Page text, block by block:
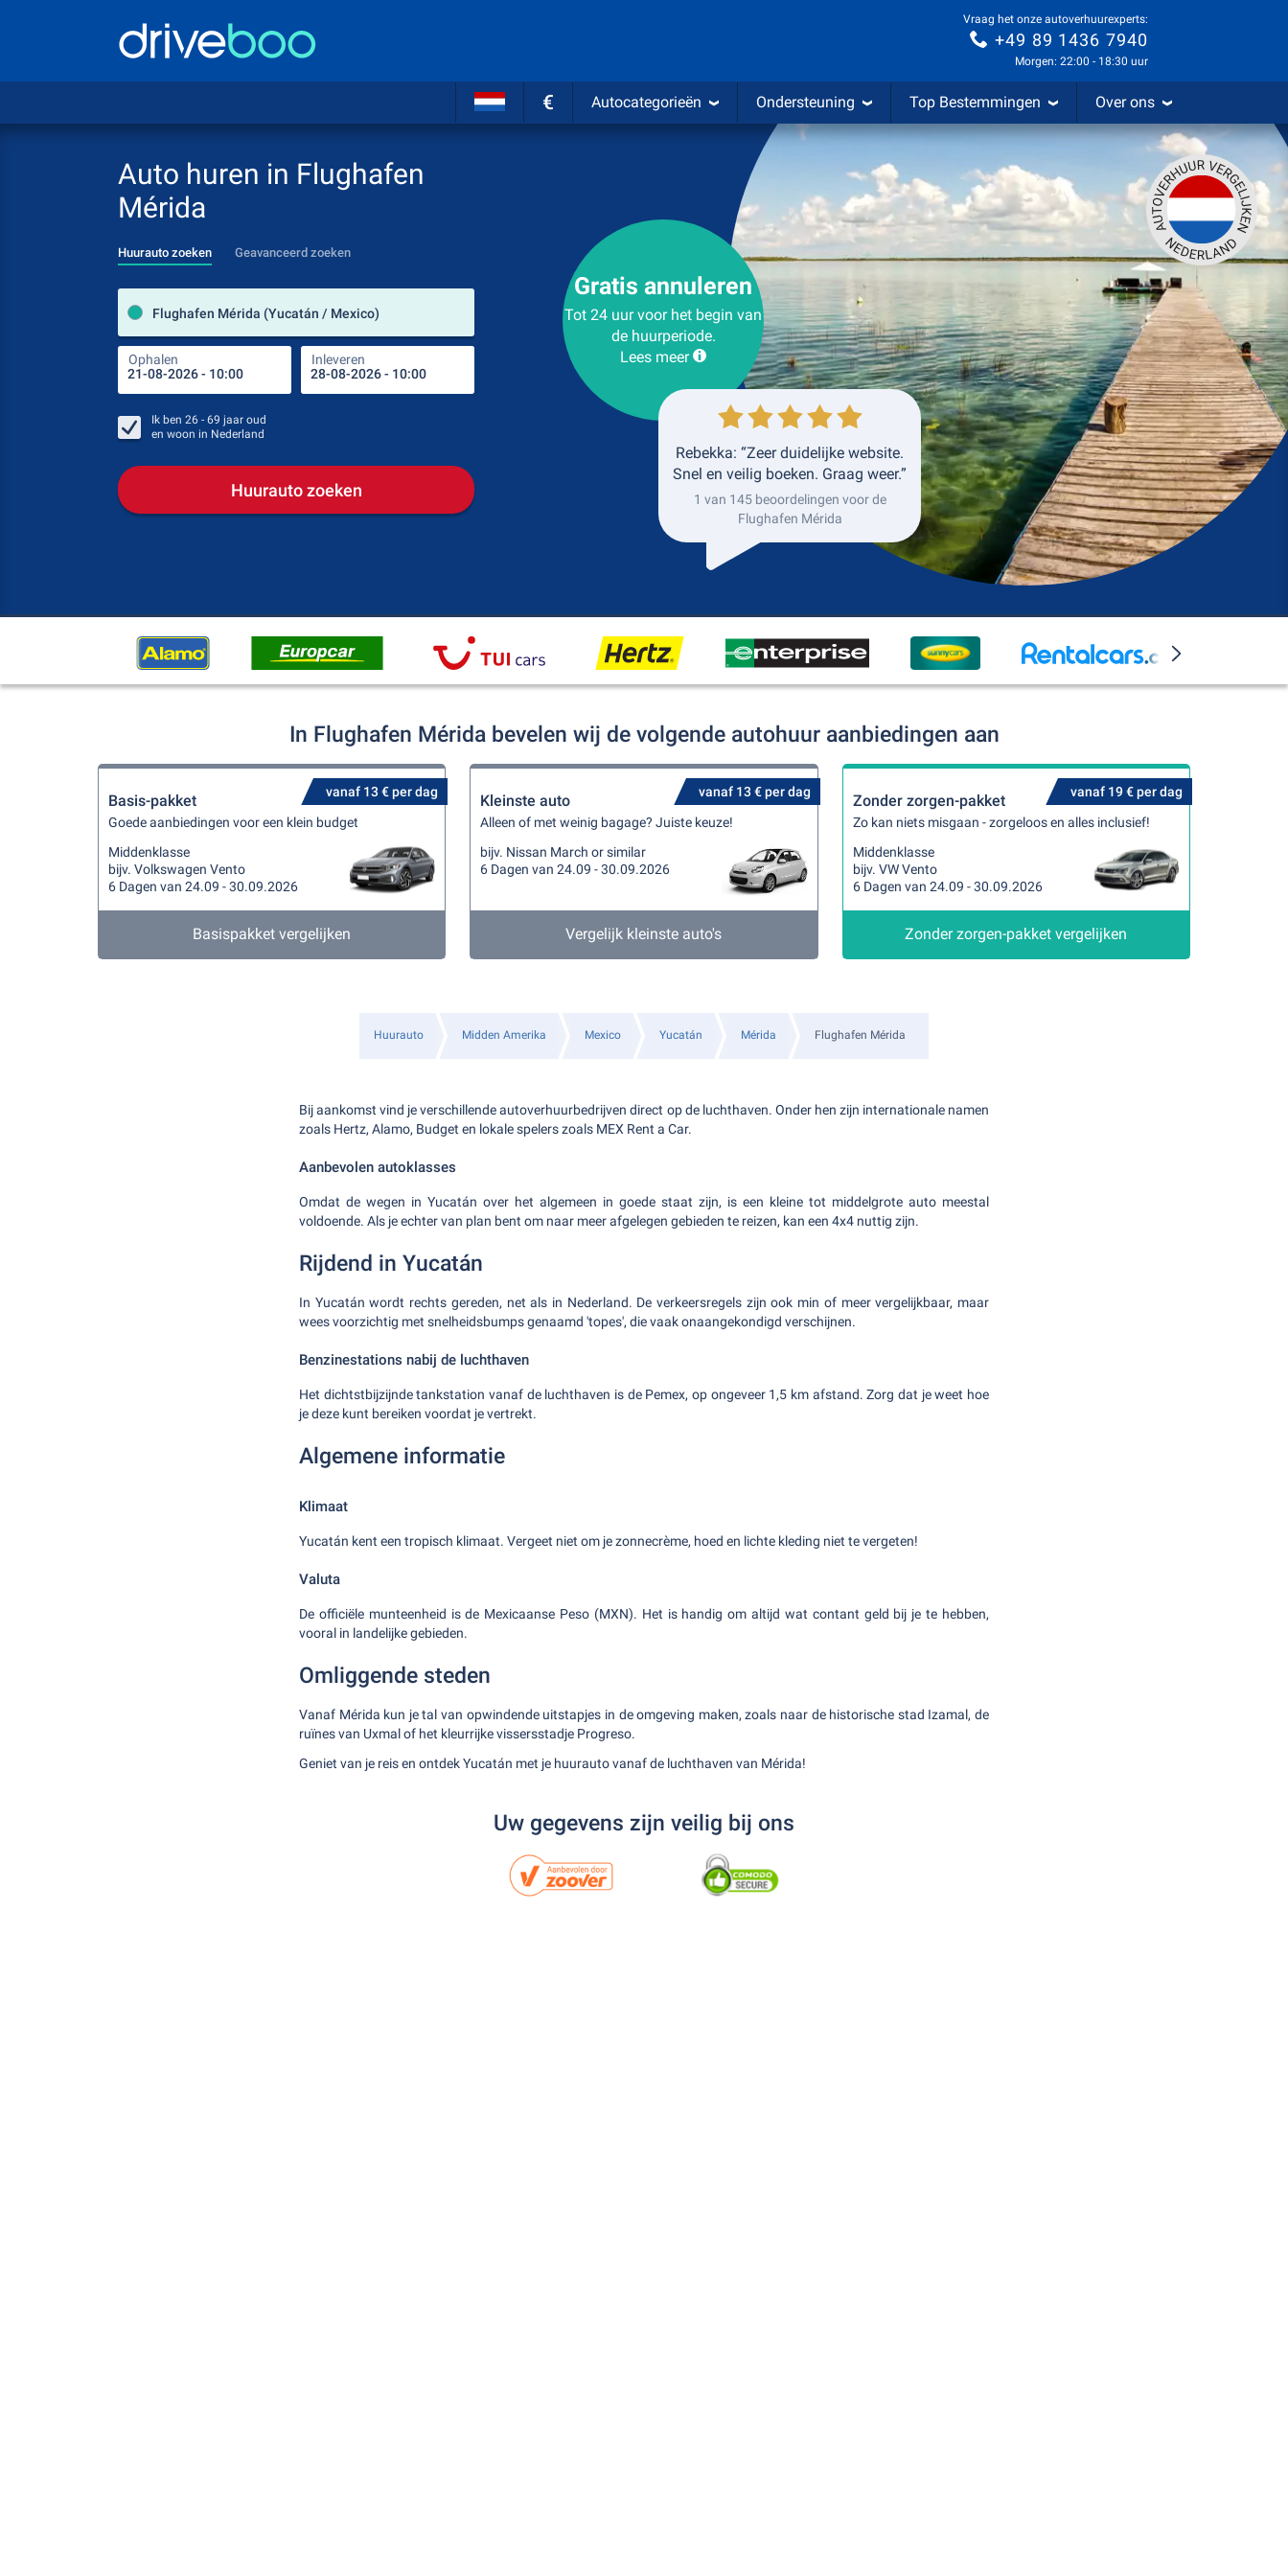
Vraag het onze autoverhuurexperts:
+49 89 1436 7940
Morgen: 22:00 - 18:30 uur
€ Autocategorieën Ondersteuning Top Bestemmingen Over ons
Auto huren in Flughafen
Mérida
Huurauto zoeken Geavanceerd zoeken
Flughafen Mérida (Yucatán / Mexico)
Ophalen Inleveren
Verhuurlocatie
Plaats voor teruggave
Inleveren
Ik ben 26 - 69 jaar oud
en woon in Nederland
Huurauto zoeken
Gratis annuleren
Tot 24 uur voor het begin van
de huurperiode.
Lees meer
Rebekka: “Zeer duidelijke website.
Snel en veilig boeken. Graag weer.”
1 van 145 beoordelingen voor de
Flughafen Mérida
In Flughafen Mérida bevelen wij de volgende autohuur aanbiedingen aan
vanaf 13 € per dag
Basis-pakket
Goede aanbiedingen voor een klein budget
Middenklasse
bijv. Volkswagen Vento
6 Dagen van 24.09 - 30.09.2026
Basispakket vergelijken
vanaf 13 € per dag
Kleinste auto
Alleen of met weinig bagage? Juiste keuze!
bijv. Nissan March or similar
6 Dagen van 24.09 - 30.09.2026
Vergelijk kleinste auto's
vanaf 19 € per dag
Zonder zorgen-pakket
Zo kan niets misgaan - zorgeloos en alles inclusief!
Middenklasse
bijv. VW Vento
6 Dagen van 24.09 - 30.09.2026
Zonder zorgen-pakket vergelijken
Huurauto Midden Amerika Mexico Yucatán Mérida Flughafen Mérida
Bij aankomst vind je verschillende autoverhuurbedrijven direct op de luchthaven. Onder hen zijn internationale namen
zoals Hertz, Alamo, Budget en lokale spelers zoals MEX Rent a Car.
Aanbevolen autoklasses
Omdat de wegen in Yucatán over het algemeen in goede staat zijn, is een kleine tot middelgrote auto meestal
voldoende. Als je echter van plan bent om naar meer afgelegen gebieden te reizen, kan een 4x4 nuttig zijn.
Rijdend in Yucatán
In Yucatán wordt rechts gereden, net als in Nederland. De verkeersregels zijn ook min of meer vergelijkbaar, maar
wees voorzichtig met snelheidsbumps genaamd 'topes', die vaak onaangekondigd verschijnen.
Benzinestations nabij de luchthaven
Het dichtstbijzijnde tankstation vanaf de luchthaven is de Pemex, op ongeveer 1,5 km afstand. Zorg dat je weet hoe
je deze kunt bereiken voordat je vertrekt.
Algemene informatie
Klimaat
Yucatán kent een tropisch klimaat. Vergeet niet om je zonnecrème, hoed en lichte kleding niet te vergeten!
Valuta
De officiële munteenheid is de Mexicaanse Peso (MXN). Het is handig om altijd wat contant geld bij je te hebben,
vooral in landelijke gebieden.
Omliggende steden
Vanaf Mérida kun je tal van opwindende uitstapjes in de omgeving maken, zoals naar de historische stad Izamal, de
ruïnes van Uxmal of het kleurrijke vissersstadje Progreso.
Geniet van je reis en ontdek Yucatán met je huurauto vanaf de luchthaven van Mérida!
Uw gegevens zijn veilig bij ons